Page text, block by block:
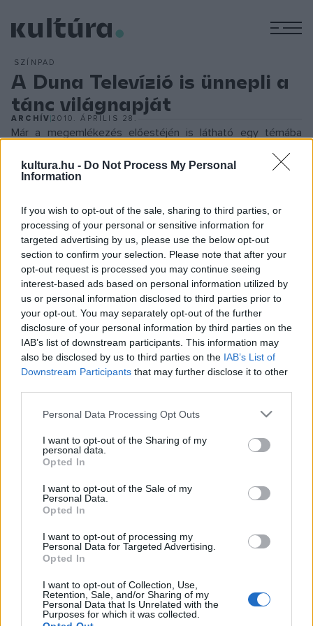
kultura.hu - Do Not Process My Personal
Information
If you wish to opt-out of the sale, sharing to third parties, or
processing of your personal or sensitive information for
targeted advertising by us, please use the below opt-out
section to confirm your selection. Please note that after your
opt-out request is processed you may continue seeing
interest-based ads based on personal information utilized by
us or personal information disclosed to third parties prior to
your opt-out. You may separately opt-out of the further
disclosure of your personal information by third parties on the
IAB’s list of downstream participants. This information may
also be disclosed by us to third parties on the IAB’s List of
Downstream Participants that may further disclose it to other
Please note that this website/app uses one or more Google
not limited to your visit or usage behaviour. You may click to
grant or deny consent to Google and its third-party tags to
use your data for below specified purposes in below Google
consent section.
Personal Data Processing Opt Outs
I want to opt-out of the Sharing of my
personal data.
Opted In
I want to opt-out of the Sale of my
Personal Data.
Opted In
I want to opt-out of processing my
Personal Data for Targeted Advertising.
Opted In
I want to opt-out of Collection, Use,
Retention, Sale, and/or Sharing of my
Personal Data that Is Unrelated with the
Purposes for which it was collected.
SZÍNPAD
A Duna Televízió is ünnepli a
tánc világnapját
ARCHÍV2010. ÁPRILIS 28.
Már a megemlékezés előestéjén is látható egy témába
című maratoni kínai
balettfilm. Majd április 29-én délután vetítik a
Barbakán
ellentétes karakter kapcsolatát, egyedüllétét, azonosságát
és különbségét térképezi fel. A magyar táncetűdöt egy
német dokumentumfilm követi, azEnrique és Judita. Ők az
egyik legjobb tangó-táncos pár Argentínában. A
dokumentumfilm rendkívüli érzékenységgel adja vissza azt a
szenvedélyt, feszültséget, intimitást, amely a jó tangóhoz
nélkülözhetetlen.
után Saura 2007-ben aFados-szal teljessé teszi az újkori
városi dalokról szóló trilógiáját.